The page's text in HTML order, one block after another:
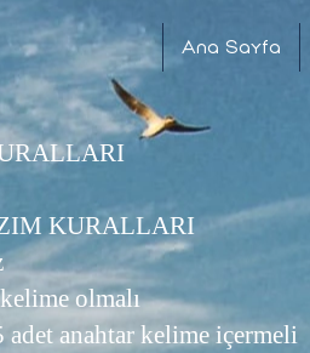
Ana Sayfa
KURALLARI
olmalı
adet anahtar kelime içermeli